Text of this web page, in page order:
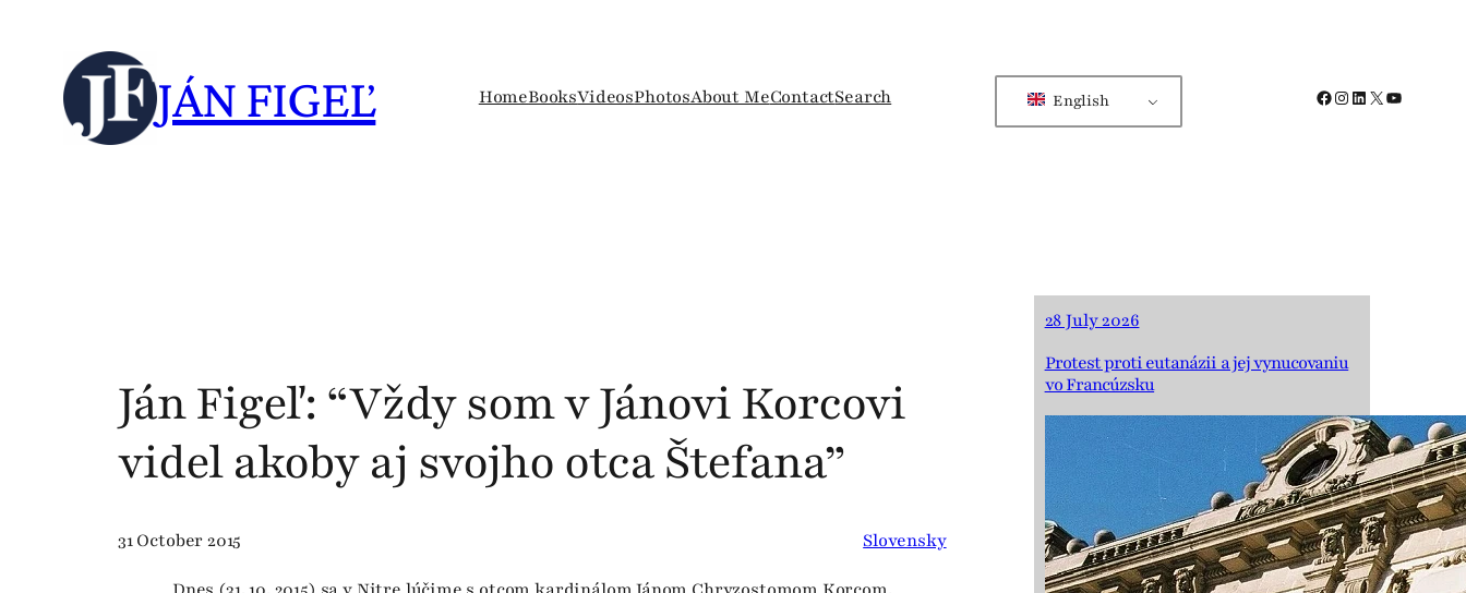
content
JÁN FIGEĽ HomeBooksVideosPhotosAbout MeContactSearch English Facebook
Instagram
LinkedIn
X YouTube
Ján Figeľ: “Vždy som v Jánovi Korcovi
videl akoby aj svojho otca Štefana”
31 October 2015 Slovensky
28 July 2026
Protest proti eutanázii a jej vynucovaniu
vo Francúzsku